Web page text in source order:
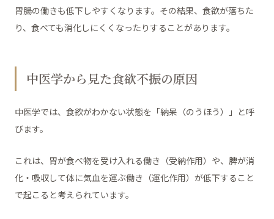
胃腸の働きも低下しやすくなります。その結果、食欲が落ちた
り、食べても消化しにくくなったりすることがあります。
中医学から見た食欲不振の原因
中医学では、食欲がわかない状態を「納呆（のうほう）」と呼
びます。
これは、胃が食べ物を受け入れる働き（受納作用）や、脾が消
化・吸収して体に気血を運ぶ働き（運化作用）が低下すること
で起こると考えられています。